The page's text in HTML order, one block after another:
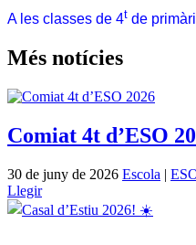
A les classes de 4t de
Més notícies
Comiat 4t d’ESO
30 de juny de 2026 Escola |
Llegir